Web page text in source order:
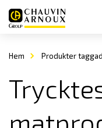
Hem Produkter